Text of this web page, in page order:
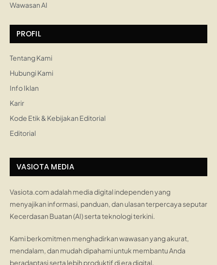
Wawasan AI
PROFIL
Tentang Kami
Hubungi Kami
Info Iklan
Karir
Kode Etik & Kebijakan Editorial
Editorial
VASIOTA MEDIA
Vasiota.com adalah media digital independen yang
menyajikan informasi, panduan, dan ulasan terpercaya seputar
Kecerdasan Buatan (AI) serta teknologi terkini.
Kami berkomitmen menghadirkan wawasan yang akurat,
mendalam, dan mudah dipahami untuk membantu Anda
beradaptasi serta lebih produktif di era digital.